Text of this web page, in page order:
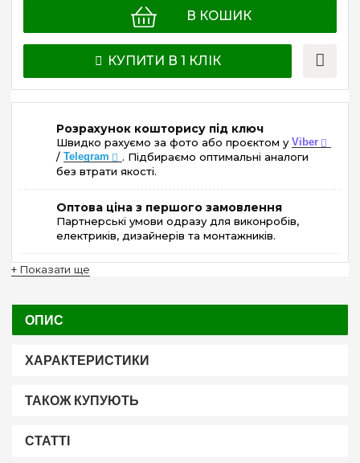
В КОШИК
КУПИТИ В 1 КЛІК
Розрахунок кошторису під ключ
Швидко рахуємо за фото або проєктом у Viber
/ Telegram
. Підбираємо оптимальні аналоги
без втрати якості.
Оптова ціна з першого замовлення
Партнерські умови одразу для виконробів,
електриків, дизайнерів та монтажників.
+ Показати ще
ОПИС
ХАРАКТЕРИСТИКИ
ТАКОЖ КУПУЮТЬ
СТАТТІ